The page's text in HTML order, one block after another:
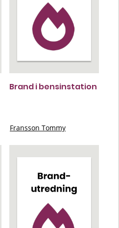
Brand i bensinstation
Fransson Tommy